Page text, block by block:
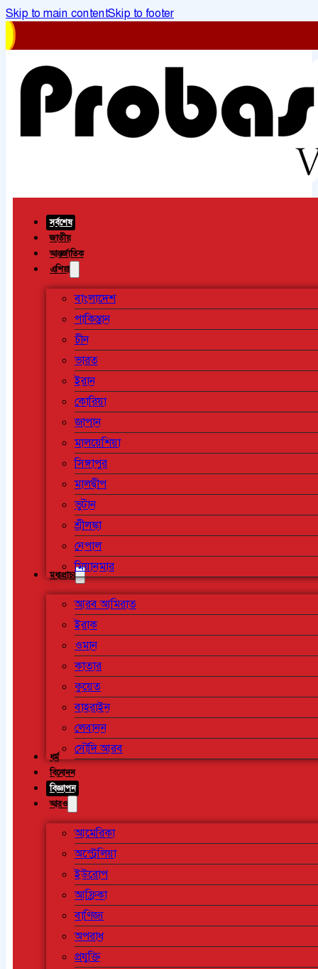
Skip to main contentSkip to footer
সর্বশেষ
জাতীয়
আন্তর্জাতিক
এশিয়া
বাংলাদেশ
পাকিস্তান
চীন
ভারত
ইরান
কোরিয়া
জাপান
মালয়েশিয়া
সিঙ্গাপুর
মালদ্বীপ
ভুটান
শ্রীলঙ্কা
নেপাল
মিয়ানমার
মধ্যপ্রাচ্য
আরব আমিরাত
ইরাক
ওমান
কাতার
কুয়েত
বাহরাইন
লেবানন
সৌদি আরব
ধর্ম
বিনোদন
বিজ্ঞাপন
আরও
আমেরিকা
অস্ট্রেলিয়া
ইউরোপ
আফ্রিকা
বাণিজ্য
অপরাধ
প্রযুক্তি